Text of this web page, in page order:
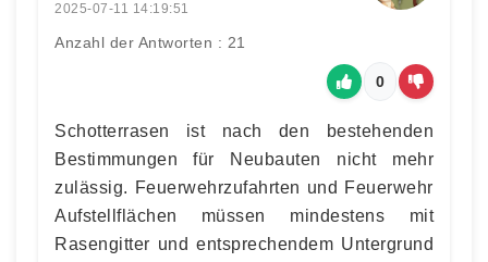
2025-07-11 14:19:51
Anzahl der Antworten : 21
0
Schotterrasen ist nach den bestehenden
Bestimmungen für Neubauten nicht mehr
zulässig. Feuerwehrzufahrten und Feuerwehr
Aufstellflächen müssen mindestens mit
Rasengitter und entsprechendem Untergrund